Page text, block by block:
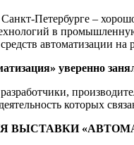
Петербурге –
в промышленную
автоматизации на
уверенно
которых
ВЫСТАВКИ